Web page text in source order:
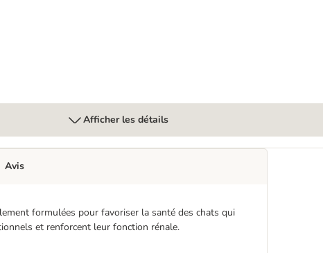
Afficher les détails
formulées pour favoriser la santé des chats qui
et renforcent leur fonction rénale.
Avis